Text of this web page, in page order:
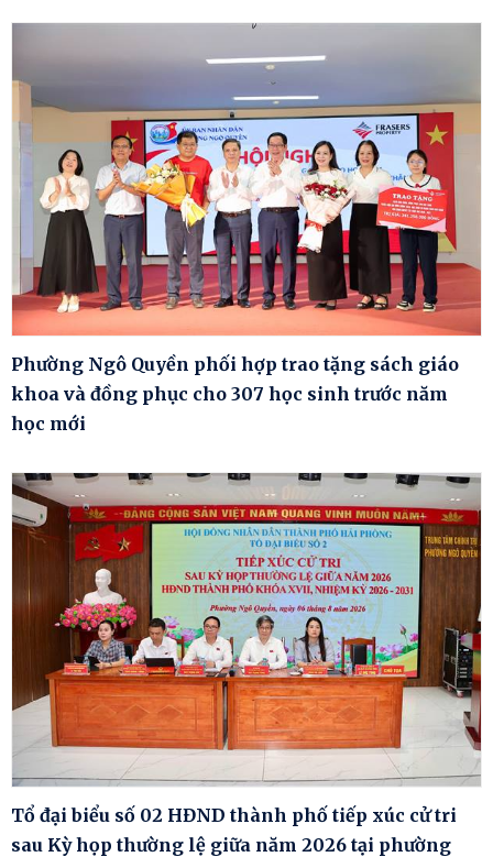
Phường Ngô Quyền phối hợp trao tặng sách giáo
khoa và đồng phục cho 307 học sinh trước năm
học mới
Tổ đại biểu số 02 HĐND thành phố tiếp xúc cử tri
sau Kỳ họp thường lệ giữa năm 2026 tại phường